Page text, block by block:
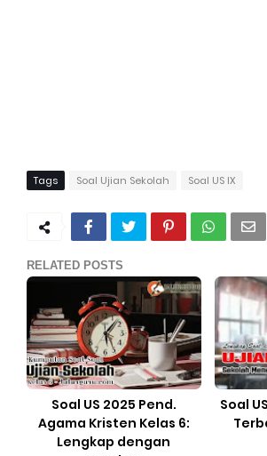
Tags Soal Ujian Sekolah Soal US IX
RELATED POSTS
Soal US 2025 Pend.
Agama Kristen Kelas 6:
Lengkap dengan
Soal